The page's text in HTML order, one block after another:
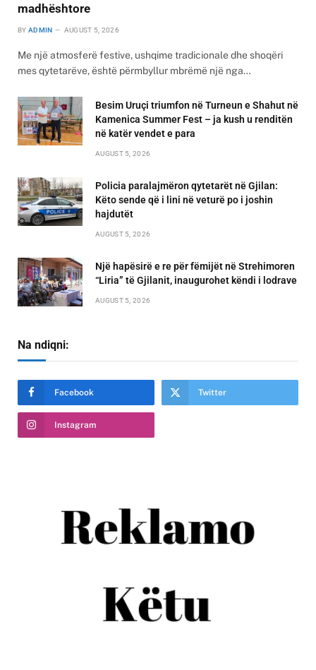
madhështore
BY ADMIN AUGUST 5, 2026
Me një atmosferë festive, ushqime tradicionale dhe shoqëri
mes qytetarëve, është përmbyllur mbrëmë një nga…
Besim Uruçi triumfon në Turneun e Shahut në
Kamenica Summer Fest – ja kush u renditën
në katër vendet e para
AUGUST 5, 2026
Policia paralajmëron qytetarët në Gjilan:
Këto sende që i lini në veturë po i joshin
hajdutët
AUGUST 5, 2026
Një hapësirë e re për fëmijët në Strehimoren
“Liria” të Gjilanit, inaugurohet këndi i lodrave
AUGUST 5, 2026
Na ndiqni:
Facebook Twitter
Instagram